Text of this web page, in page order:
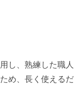
し、熟練した職人
め、長く使えるだ